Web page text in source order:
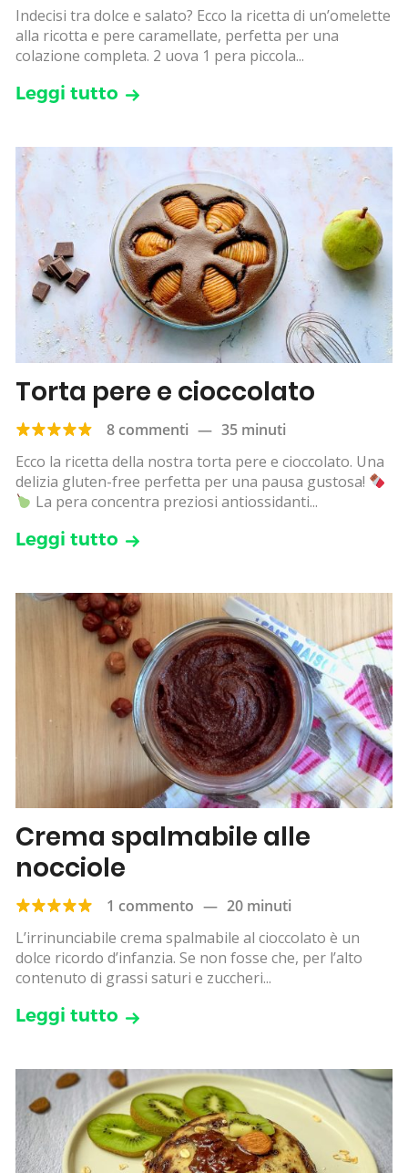
Indecisi tra dolce e salato? Ecco la ricetta di un’omelette
alla ricotta e pere caramellate, perfetta per una
colazione completa. 2 uova 1 pera piccola...
Leggi tutto
Torta pere e cioccolato
8 commenti — 35 minuti
Ecco la ricetta della nostra torta pere e cioccolato. Una
delizia gluten-free perfetta per una pausa gustosa!
La pera concentra preziosi antiossidanti...
Leggi tutto
Crema spalmabile alle
nocciole
1 commento — 20 minuti
L’irrinunciabile crema spalmabile al cioccolato è un
dolce ricordo d’infanzia. Se non fosse che, per l’alto
contenuto di grassi saturi e zuccheri...
Leggi tutto